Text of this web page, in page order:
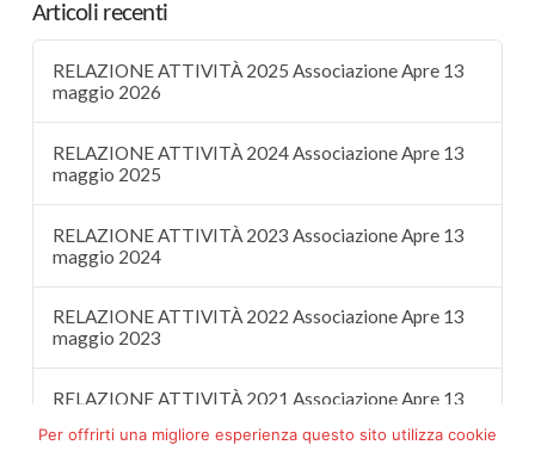
Articoli recenti
RELAZIONE ATTIVITÀ 2025 Associazione Apre 13
maggio 2026
RELAZIONE ATTIVITÀ 2024 Associazione Apre 13
maggio 2025
RELAZIONE ATTIVITÀ 2023 Associazione Apre 13
maggio 2024
RELAZIONE ATTIVITÀ 2022 Associazione Apre 13
maggio 2023
RELAZIONE ATTIVITÀ 2021 Associazione Apre 13
Per offrirti una migliore esperienza questo sito utilizza cookie